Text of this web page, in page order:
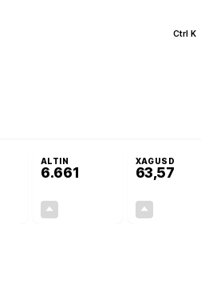
Ctrl K
ALTIN
6.661
XAGUSD
63,57